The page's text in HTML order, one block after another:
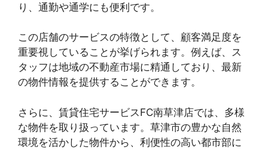
り、通勤や通学にも便利です。
この店舗のサービスの特徴として、顧客満足度を
重要視していることが挙げられます。例えば、ス
タッフは地域の不動産市場に精通しており、最新
の物件情報を提供することができます。
さらに、賃貸住宅サービスFC南草津店では、多様
な物件を取り扱っています。草津市の豊かな自然
環境を活かした物件から、利便性の高い都市部に